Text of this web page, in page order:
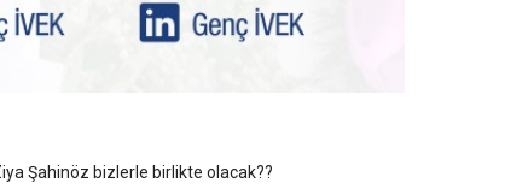
Şahinöz bizlerle birlikte olacak??